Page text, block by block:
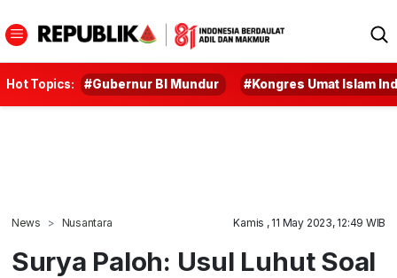
Hot Topics: #Gubernur BI Mundur #Kongres Umat Islam
News Nusantara Kamis , 11 May 2023, 12:49 WIB
Surya Paloh: Usul Luhut Soal